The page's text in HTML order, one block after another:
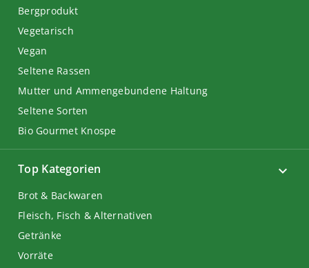
Top Kategorien
Brot & Backwaren
Fleisch, Fisch & Alternativen
Getränke
Vorräte
Bergprodukt
Vegetarisch
Vegan
Seltene Rassen
Mutter und Ammengebundene Haltung
Seltene Sorten
Bio Gourmet Knospe